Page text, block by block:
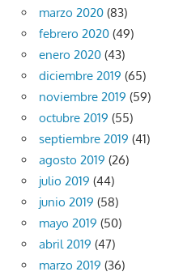
marzo 2020 (83)
febrero 2020 (49)
enero 2020 (43)
diciembre 2019 (65)
noviembre 2019 (59)
octubre 2019 (55)
septiembre 2019 (41)
agosto 2019 (26)
julio 2019 (44)
junio 2019 (58)
mayo 2019 (50)
abril 2019 (47)
marzo 2019 (36)